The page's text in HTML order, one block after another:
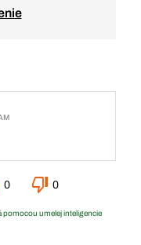
0 0
pomocou umelej inteligencie